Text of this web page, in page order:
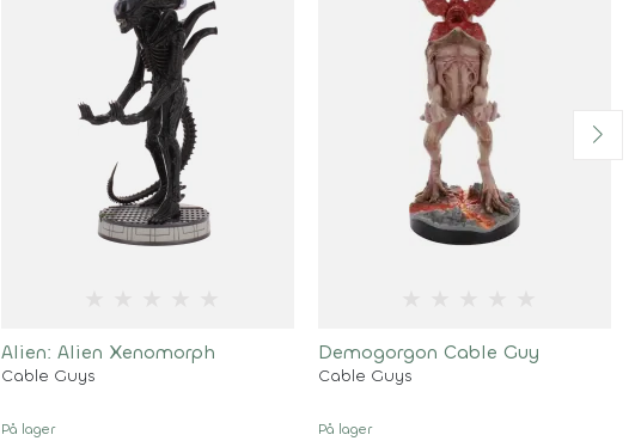
Alien: Alien Xenomorph
Cable Guys
På lager
Demogorgon Cable Guy
Cable Guys
På lager